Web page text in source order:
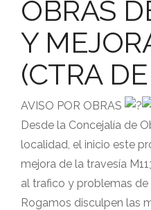
OBRAS
Y
(CTRA
AVISO POR OBRAS
Desde la Concejalía de
localidad, el inicio este
mejora de la travesía
al trafico y problemas de
Rogamos disculpen las